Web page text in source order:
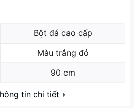
Bột đá cao cấp
Màu trắng đỏ
90 cm
tin chi tiết